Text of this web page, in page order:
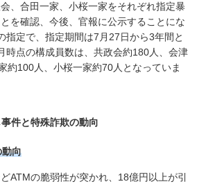
、合田一家、小桜一家をそれぞれ指定暴
を確認、今後、官報に公示することにな
指定で、指定期間は7月27日から3年間と
時点の構成員数は、共政会約180人、会津
約100人、小桜一家約70人となっていま
件と特殊詐欺の動向
動向
ATMの脆弱性が突かれ、18億円以上が引